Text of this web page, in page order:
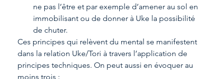
ne pas l’être et par exemple d’amener au sol en
immobilisant ou de donner à Uke la possibilité
de chuter.
Ces principes qui relèvent du mental se manifestent
dans la relation Uke/Tori à travers l’application de
principes techniques. On peut aussi en évoquer au
moins trois :